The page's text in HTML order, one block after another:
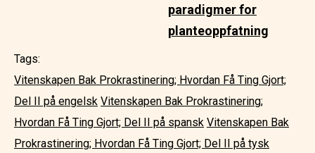
paradigmer for
planteoppfatning
Tags:
Vitenskapen Bak Prokrastinering; Hvordan Få Ting Gjort;
Del II på engelsk Vitenskapen Bak Prokrastinering;
Hvordan Få Ting Gjort; Del II på spansk Vitenskapen Bak
Prokrastinering; Hvordan Få Ting Gjort; Del II på tysk